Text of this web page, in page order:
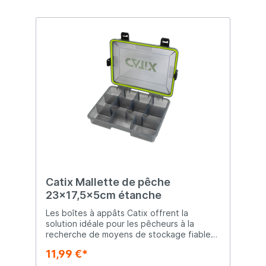
Catix Mallette de pêche
23x17,5x5cm étanche
Les boîtes à appâts Catix offrent la
solution idéale pour les pêcheurs à la
recherche de moyens de stockage fiables
pêche. Avec différentes tailles disponibles,
11,99 €*